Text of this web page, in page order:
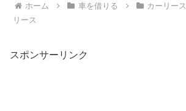
ホーム 車を借りる カーリース
リース
スポンサーリンク